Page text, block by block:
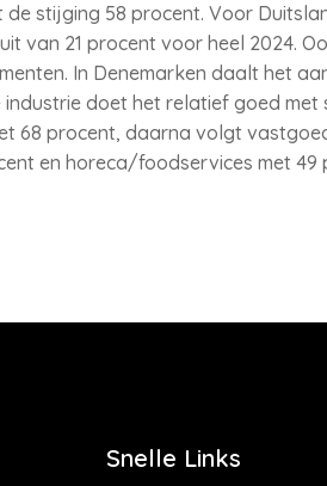
stijging 58 procent. Voor
van 21 procent voor heel 2024.
In Denemarken daalt het
doet het relatief goed met
68 procent, daarna volgt
en horeca/foodservices met 49
Snelle Links